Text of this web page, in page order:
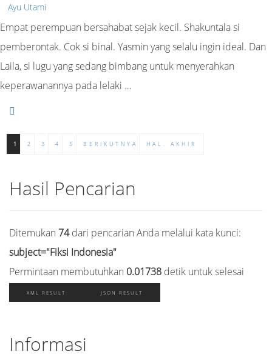
Ayu Utami
Empat perempuan bersahabat sejak kecil. Shakuntala si
pemberontak. Cok si binal. Yasmin yang selalu ingin ideal. Dan
Laila, si lugu yang sedang bimbang untuk menyerahkan
keperawanannya pada lelaki …
1 2 3 4 5 BERIKUTNYA HAL. AKHIR
Hasil Pencarian
Ditemukan 74dari pencarian Anda melalui kata kunci:
subject="Fiksi Indonesia"
Permintaan membutuhkan 0.01738 detik untuk selesai
XML RESULT JSON RESULT
Informasi